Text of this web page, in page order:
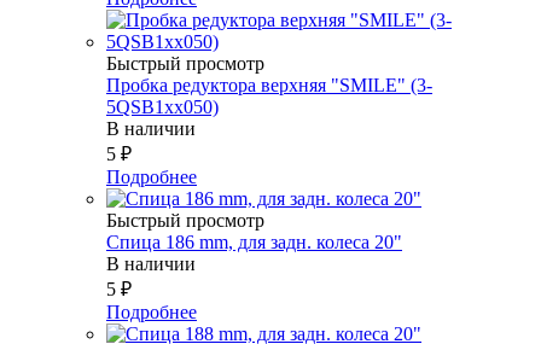
Быстрый просмотр
Пробка редуктора верхняя "SMILE" (3-
5QSB1xx050)
В наличии
5 ₽
Подробнее
Быстрый просмотр
Спица 186 mm, для задн. колеса 20"
В наличии
5 ₽
Подробнее